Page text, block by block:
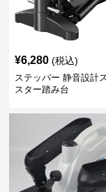
¥6,280 (税込)
ステッパー 静音設計
スター踏み台